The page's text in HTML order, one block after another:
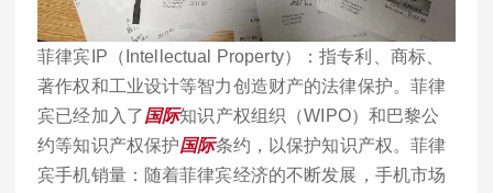
菲律宾IP（Intellectual Property）：指专利、商标、
著作权和工业设计等智力创造财产的法律保护。菲律
宾已经加入了国际知识产权组织（WIPO）和巴黎公
约等知识产权保护国际条约，以保护知识产权。菲律
宾手机销量：随着菲律宾经济的不断发展，手机市场